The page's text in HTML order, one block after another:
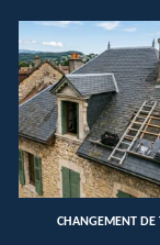
CHANGEMENT DE